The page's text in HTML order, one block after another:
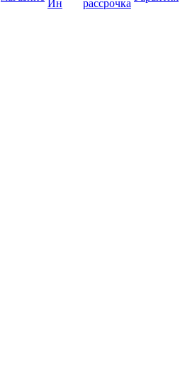
Ин
рассрочка